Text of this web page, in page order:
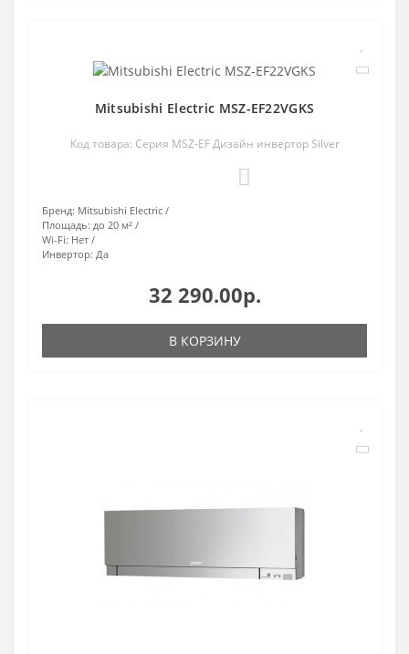
Mitsubishi Electric MSZ-EF22VGKS
Код товара: Серия MSZ-EF Дизайн инвертор Silver
Бренд: Mitsubishi Electric
Площадь: до 20 м²
Wi-Fi: Нет
Инвертор: Да
32 290.00р.
В КОРЗИНУ